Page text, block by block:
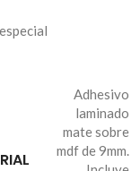
Adhesivo
laminado
mate sobre
mdf de 9mm.